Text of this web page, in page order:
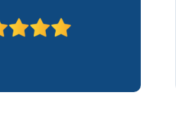
Conserto Maquina de Lavar
Maquina Lavar Roupa